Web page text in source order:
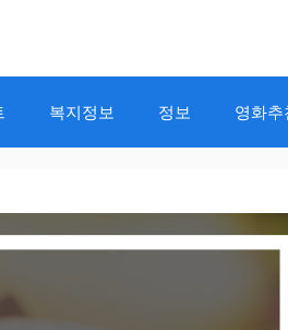
복지정보 정보 영화추